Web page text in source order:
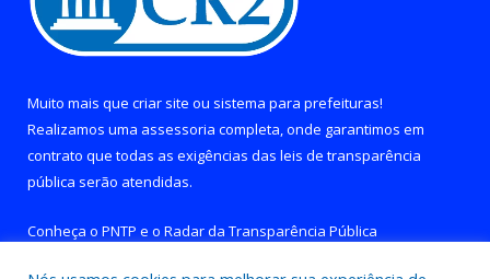
Muito mais que criar site ou sistema para prefeituras!
Realizamos uma assessoria completa, onde garantimos em
contrato que todas as exigências das leis de transparência
pública serão atendidas.
Conheça o PNTP e o Radar da Transparência Pública